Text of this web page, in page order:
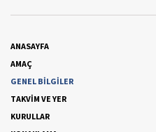
ANASAYFA
AMAÇ
GENEL BİLGİLER
TAKVİM VE YER
KURULLAR